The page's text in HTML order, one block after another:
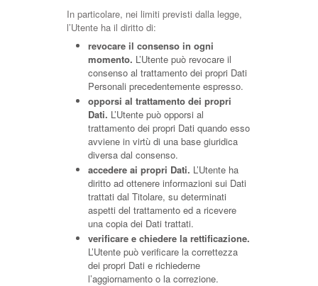
In particolare, nei limiti previsti dalla legge,
l’Utente ha il diritto di:
revocare il consenso in ogni
momento. L’Utente può revocare il
consenso al trattamento dei propri Dati
Personali precedentemente espresso.
opporsi al trattamento dei propri
Dati. L’Utente può opporsi al
trattamento dei propri Dati quando esso
avviene in virtù di una base giuridica
diversa dal consenso.
accedere ai propri Dati. L’Utente ha
diritto ad ottenere informazioni sui Dati
trattati dal Titolare, su determinati
aspetti del trattamento ed a ricevere
una copia dei Dati trattati.
verificare e chiedere la rettificazione.
L’Utente può verificare la correttezza
dei propri Dati e richiederne
l’aggiornamento o la correzione.